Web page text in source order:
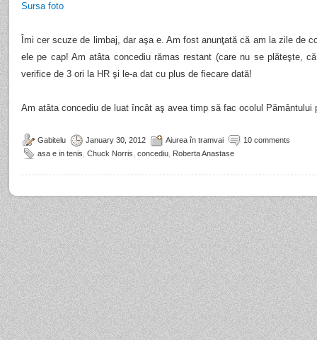
Sursa foto
Îmi cer scuze de limbaj, dar aşa e. Am fost anunţată că am la zile de
ele pe cap! Am atâta concediu rămas restant (care nu se plăteşte,
verifice de 3 ori la HR şi le-a dat cu plus de fiecare dată!
Am atâta concediu de luat încât aş avea timp să fac ocolul Pământului
Gabitelu January 30, 2012 Aiurea în tramvai
10 comments
asa e in tenis Chuck Norris concediu Roberta Anastase